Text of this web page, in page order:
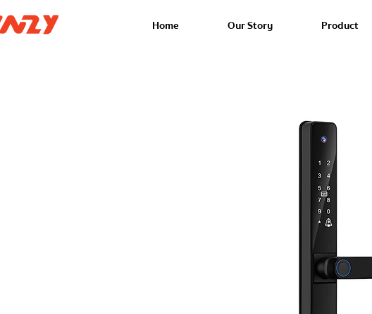
Home Our Story Product